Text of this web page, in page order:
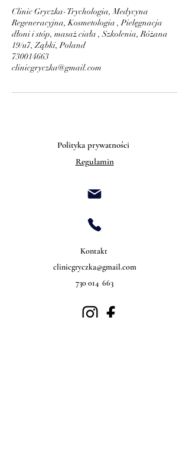
Clinic Gryczka- Trychologia, Medycyna
Regeneracyjna, Kosmetologia , Pielęgnacja
dłoni i stóp, masaż ciała , Szkolenia, Różana
19/u7, Ząbki, Poland
730014663
clinicgryczka@gmail.com
Polityka prywatności
Regulamin
Kontakt
clinicgryczka@gmail.com
730 014 663